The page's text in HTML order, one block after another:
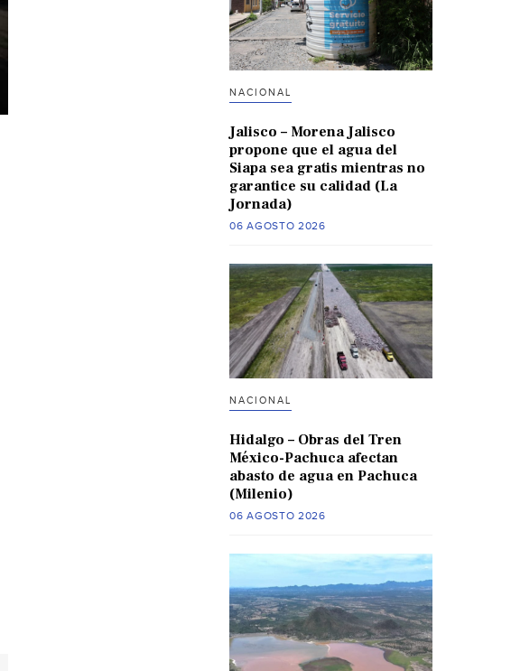
NACIONAL
Jalisco – Morena Jalisco
propone que el agua del
Siapa sea gratis mientras no
garantice su calidad (La
Jornada)
06 AGOSTO 2026
NACIONAL
Hidalgo – Obras del Tren
México-Pachuca afectan
abasto de agua en Pachuca
(Milenio)
06 AGOSTO 2026